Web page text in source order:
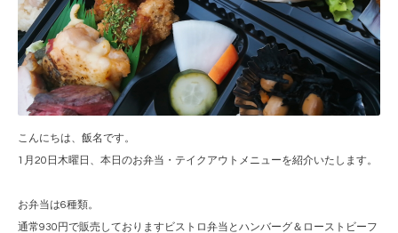
こんにちは、飯名です。
1月20日木曜日、本日のお弁当・テイクアウトメニューを紹介いたします。
お弁当は6種類。
通常930円で販売しておりますビストロ弁当とハンバーグ＆ローストビーフ